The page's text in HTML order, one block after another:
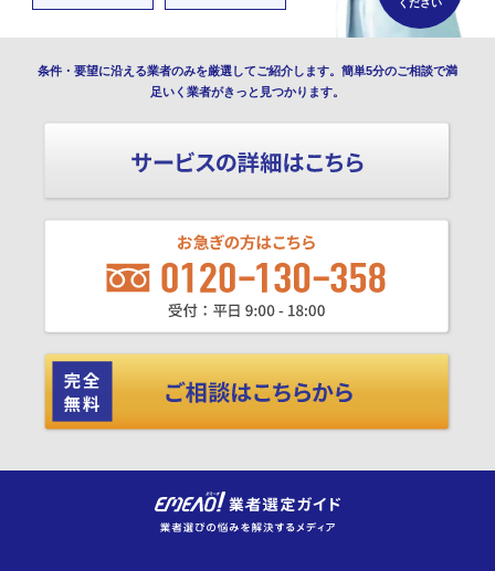
ください
条件・要望に沿える業者のみを厳選してご紹介します。簡単5分のご相談で満
足いく業者がきっと見つかります。